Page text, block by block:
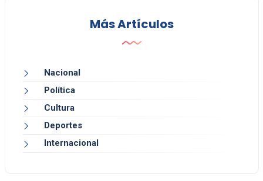
Más Artículos
Nacional
Política
Cultura
Deportes
Internacional